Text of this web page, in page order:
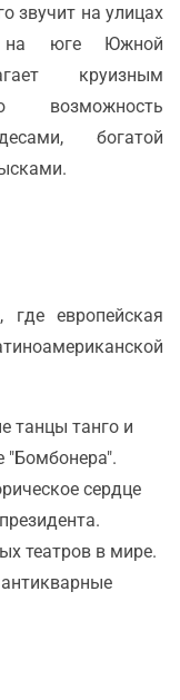
звучит на улицах
на юге Южной
круизным
возможность
богатой
европейская
танцы танго и
"Бомбонера".
сердце
театров в мире.